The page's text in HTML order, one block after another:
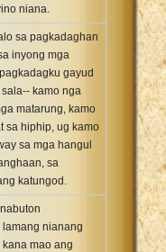
niana.
sa pagkadaghan
inyong mga
gayud
kamo nga
matarung, kamo
sa hiphip, ug kamo
sa mga hangul
sa
katungod.
nianang
mao ang